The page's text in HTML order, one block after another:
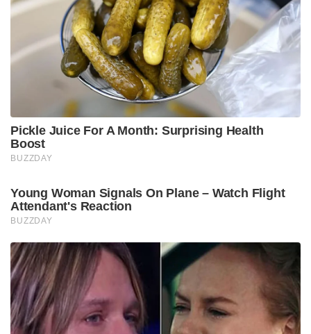
Pickle Juice For A Month: Surprising Health
Boost
BUZZDAY
Young Woman Signals On Plane – Watch Flight
Attendant's Reaction
BUZZDAY